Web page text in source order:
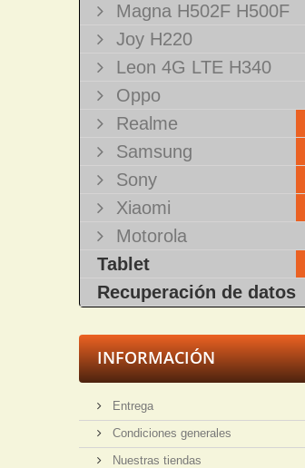
Magna H502F H500F
Joy H220
Leon 4G LTE H340
Oppo
Realme
Samsung
Sony
Xiaomi
Motorola
Tablet
Recuperación de datos
INFORMACIÓN
Entrega
Condiciones generales
Nuestras tiendas